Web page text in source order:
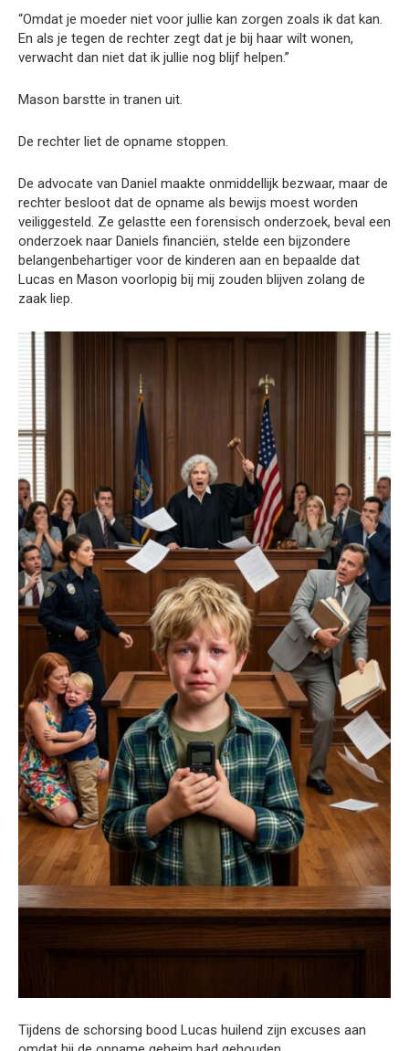
“Omdat je moeder niet voor jullie kan zorgen zoals ik dat kan.
En als je tegen de rechter zegt dat je bij haar wilt wonen,
verwacht dan niet dat ik jullie nog blijf helpen.”
Mason barstte in tranen uit.
De rechter liet de opname stoppen.
De advocate van Daniel maakte onmiddellijk bezwaar, maar de
rechter besloot dat de opname als bewijs moest worden
veiliggesteld. Ze gelastte een forensisch onderzoek, beval een
onderzoek naar Daniels financiën, stelde een bijzondere
belangenbehartiger voor de kinderen aan en bepaalde dat
Lucas en Mason voorlopig bij mij zouden blijven zolang de
zaak liep.
Tijdens de schorsing bood Lucas huilend zijn excuses aan